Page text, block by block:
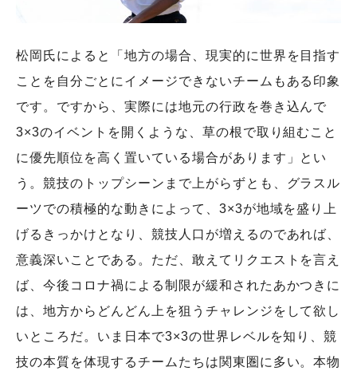
松岡氏によると「地方の場合、現実的に世界を目指す
ことを自分ごとにイメージできないチームもある印象
です。ですから、実際には地元の行政を巻き込んで
3×3のイベントを開くような、草の根で取り組むこと
に優先順位を高く置いている場合があります」とい
う。競技のトップシーンまで上がらずとも、グラスル
ーツでの積極的な動きによって、3×3が地域を盛り上
げるきっかけとなり、競技人口が増えるのであれば、
意義深いことである。ただ、敢えてリクエストを言え
ば、今後コロナ禍による制限が緩和されたあかつきに
は、地方からどんどん上を狙うチャレンジをして欲し
いところだ。いま日本で3×3の世界レベルを知り、競
技の本質を体現するチームたちは関東圏に多い。本物